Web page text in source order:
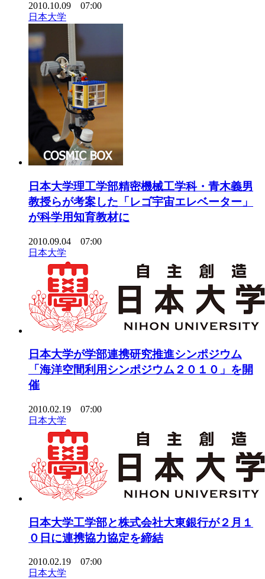
2010.10.09 07:00
日本大学
日本大学理工学部精密機械工学科・青木義男
教授らが考案した「レゴ宇宙エレベーター」
が科学用知育教材に
2010.09.04 07:00
日本大学
日本大学が学部連携研究推進シンポジウム
「海洋空間利用シンポジウム２０１０」を開
催
2010.02.19 07:00
日本大学
日本大学工学部と株式会社大東銀行が２月１
０日に連携協力協定を締結
2010.02.19 07:00
日本大学